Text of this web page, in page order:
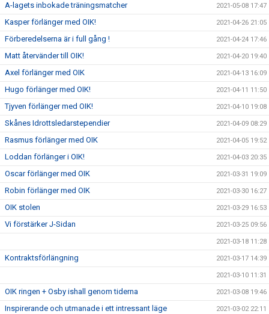
A-lagets inbokade träningsmatcher 2021-05-08 17:47
Kasper förlänger med OIK! 2021-04-26 21:05
Förberedelserna är i full gång ! 2021-04-24 17:46
Matt återvänder till OIK! 2021-04-20 19:40
Axel förlänger med OIK 2021-04-13 16:09
Hugo förlänger med OIK! 2021-04-11 11:50
Tjyven förlänger med OIK! 2021-04-10 19:08
Skånes Idrottsledarstependier 2021-04-09 08:29
Rasmus förlänger med OIK 2021-04-05 19:52
Loddan förlänger i OIK! 2021-04-03 20:35
Oscar förlänger med OIK 2021-03-31 19:09
Robin förlänger med OIK 2021-03-30 16:27
OIK stolen 2021-03-29 16:53
Vi förstärker J-Sidan 2021-03-25 09:56
2021-03-18 11:28
Kontraktsförlängning 2021-03-17 14:39
2021-03-10 11:31
OIK ringen + Osby ishall genom tiderna 2021-03-08 19:46
Inspirerande och utmanade i ett intressant läge 2021-03-02 22:11